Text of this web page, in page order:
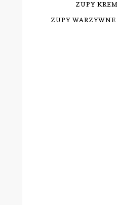
ZUPY KREM
ZUPY